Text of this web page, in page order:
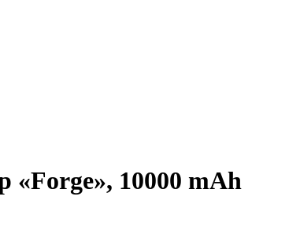
10000 mAh